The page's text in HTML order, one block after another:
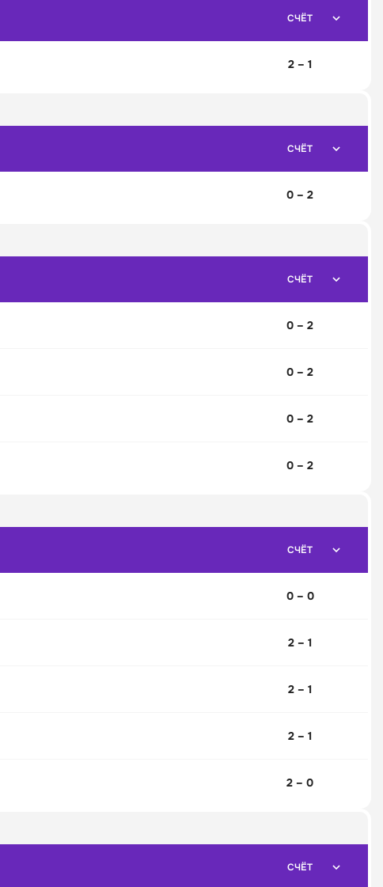
СЧЁТ
2 – 1
СЧЁТ
0 – 2
СЧЁТ
0 – 2
0 – 2
0 – 2
0 – 2
СЧЁТ
0 – 0
2 – 1
2 – 1
2 – 1
2 – 0
СЧЁТ